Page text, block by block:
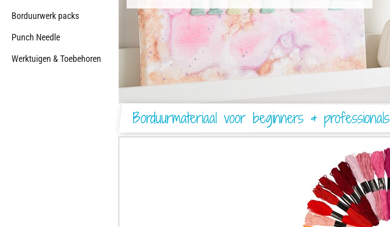
Borduurwerk packs
Punch Needle
Werktuigen & Toebehoren
Borduurmateriaal voor beginners & professionals